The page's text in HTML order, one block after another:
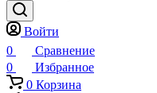
Войти
0
Сравнение
0
Избранное
0 Корзина